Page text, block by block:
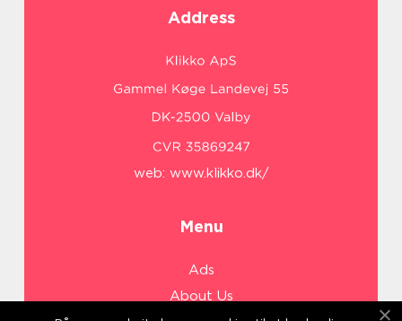
Address
web: www.klikko.dk/
Menu
Ads
About Us